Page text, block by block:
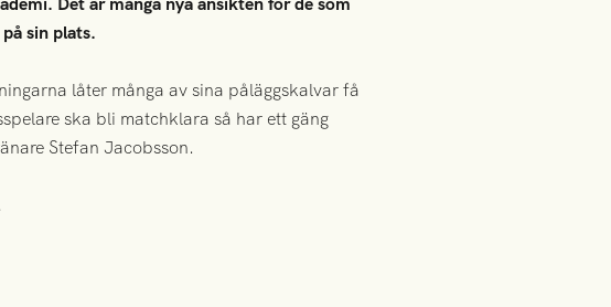
sin plats.
låter många av sina påläggskalvar få
ska bli matchklara så har ett gäng
Stefan Jacobsson.